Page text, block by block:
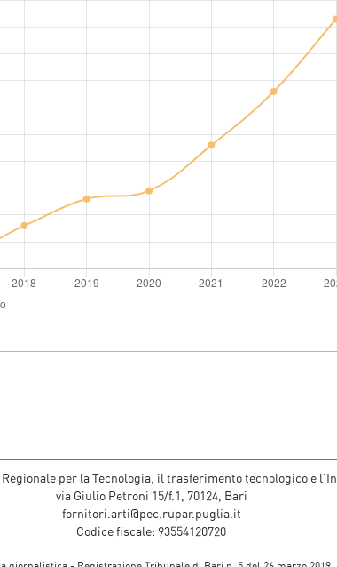
Regionale per la Tecnologia, il trasferimento tecnologico e
via Giulio Petroni 15/f.1, 70124, Bari
fornitori.arti@pec.rupar.puglia.it
Codice fiscale: 93554120720